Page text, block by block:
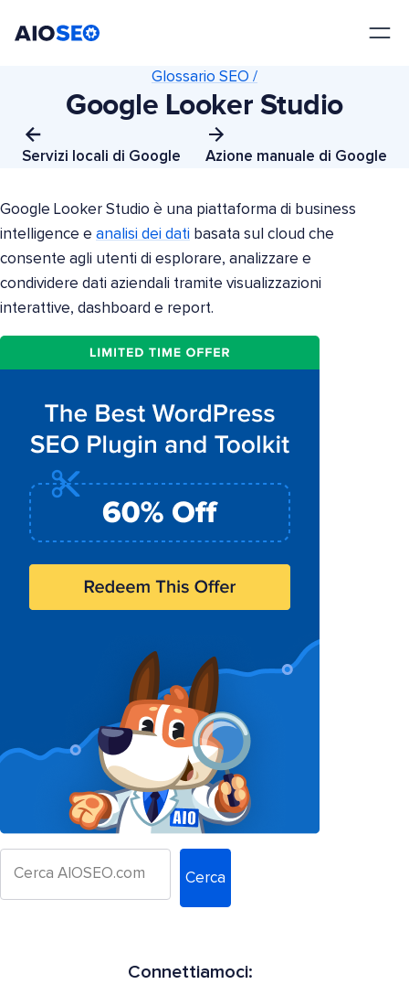
Servizi locali di Google
Glossario SEO /
Google Looker Studio
Azione manuale di Google
Google Looker Studio è una piattaforma di business
intelligence e analisi dei dati basata sul cloud che
consente agli utenti di esplorare, analizzare e
condividere dati aziendali tramite visualizzazioni
interattive, dashboard e report.
Cerca
Connettiamoci: